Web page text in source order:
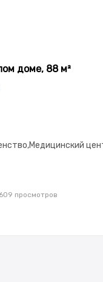
доме, 88 м²
просмотров